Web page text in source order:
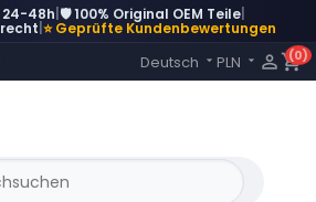
24-48h 🛡️ 100% Original OEM Teile
⭐ Geprüfte Kundenbewertungen
Language:
Deutsch  PLN   shopping_cart
(0)